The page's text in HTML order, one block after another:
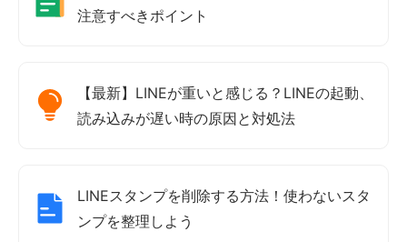
注意すべきポイント
【最新】LINEが重いと感じる？LINEの起動、
読み込みが遅い時の原因と対処法
LINEスタンプを削除する方法！使わないスタ
ンプを整理しよう